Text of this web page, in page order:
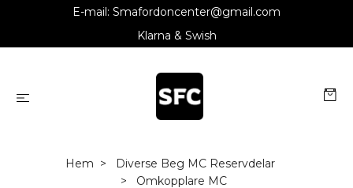
E-mail: Smafordoncenter@gmail.com
Klarna & Swish
Hem
Diverse Beg MC Reservdelar
Omkopplare MC